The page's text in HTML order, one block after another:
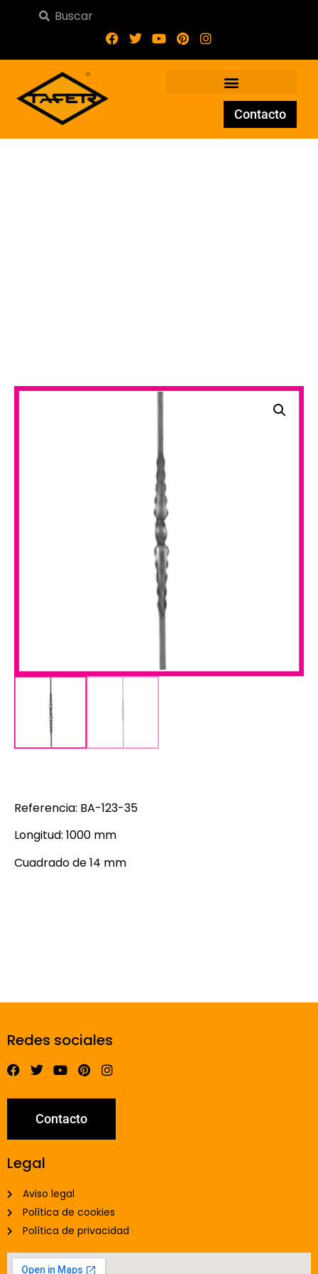
Contacto
Referencia: BA-123-35
Longitud: 1000 mm
Cuadrado de 14 mm
Redes sociales
Contacto
Legal
Aviso legal
Política de cookies
Política de privacidad